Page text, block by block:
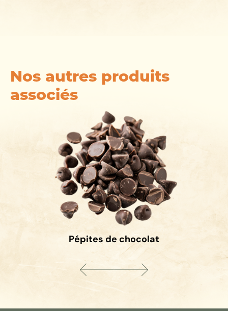
Nos autres produits
associés
Pépites de chocolat